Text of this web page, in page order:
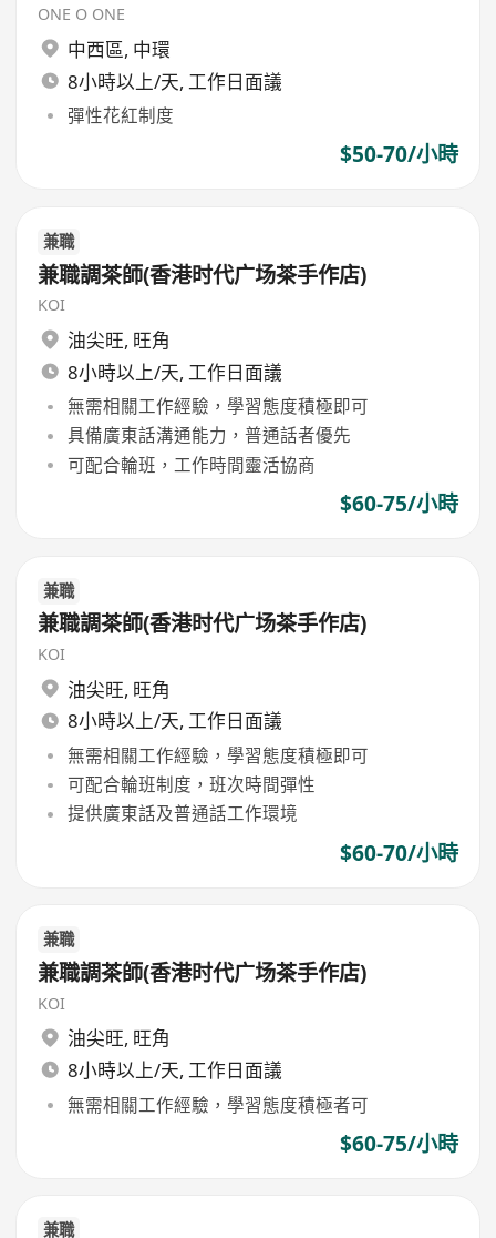
ONE O ONE
中西區, 中環
8小時以上/天, 工作日面議
彈性花紅制度
$50-70/小時
兼職
兼職調茶師(香港时代广场茶手作店)
KOI
油尖旺, 旺角
8小時以上/天, 工作日面議
無需相關工作經驗，學習態度積極即可
具備廣東話溝通能力，普通話者優先
可配合輪班，工作時間靈活協商
$60-75/小時
兼職
兼職調茶師(香港时代广场茶手作店)
KOI
油尖旺, 旺角
8小時以上/天, 工作日面議
無需相關工作經驗，學習態度積極即可
可配合輪班制度，班次時間彈性
提供廣東話及普通話工作環境
$60-70/小時
兼職
兼職調茶師(香港时代广场茶手作店)
KOI
油尖旺, 旺角
8小時以上/天, 工作日面議
無需相關工作經驗，學習態度積極者可
$60-75/小時
兼職